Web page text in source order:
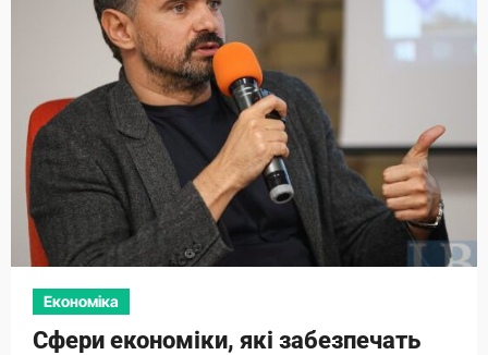
Економіка
Сфери економіки, які забезпечать